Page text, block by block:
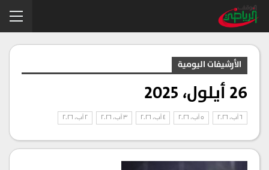
الأرشيفات اليومية
26 أيلول، 2025